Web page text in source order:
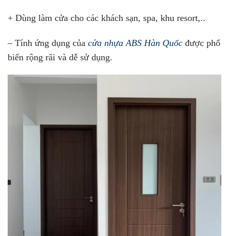
+ Dùng làm cửa cho các khách sạn, spa, khu resort,..
– Tính ứng dụng của cửa nhựa ABS Hàn Quốc được phổ
biến rộng rãi và dễ sử dụng.